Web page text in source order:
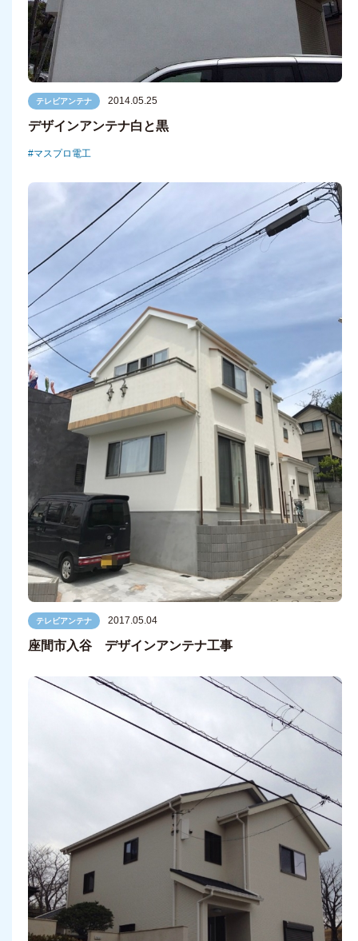
テレビアンテナ 2014.05.25
デザインアンテナ白と黒
マスプロ電工
テレビアンテナ 2017.05.04
座間市入谷 デザインアンテナ工事